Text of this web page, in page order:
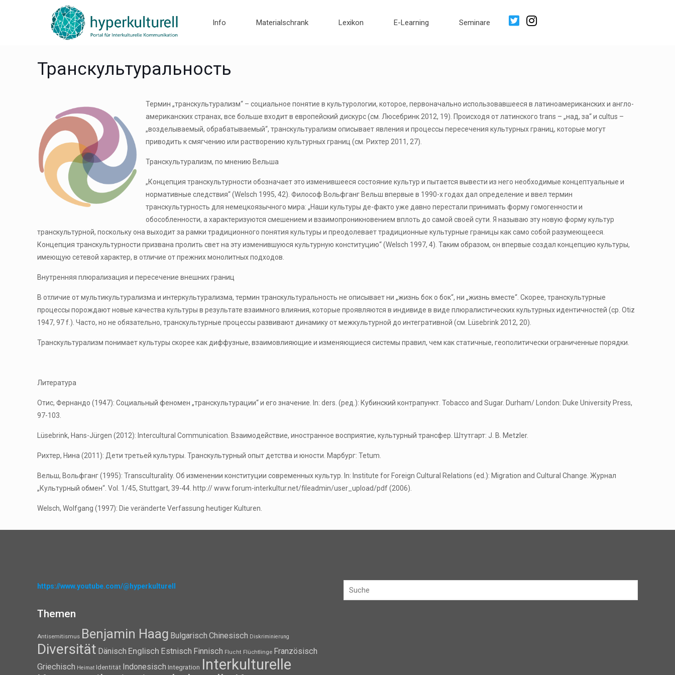
Info Materialschrank Lexikon E-Learning Seminare
Транскультуральность
Термин „транскультурализм“ – социальное понятие в культурологии, которое, первоначально использовавшееся в латиноамериканских и англо-
американских странах, все больше входит в европейский дискурс (см. Люсебринк 2012, 19). Происходя от латинского trans – „над, за“ и cultus –
„возделываемый, обрабатываемый“, транскультурализм описывает явления и процессы пересечения культурных границ, которые могут
приводить к смягчению или растворению культурных границ (см. Рихтер 2011, 27).
Транскультурализм, по мнению Вельша
„Концепция транскультурности обозначает это изменившееся состояние культур и пытается вывести из него необходимые концептуальные и
нормативные следствия“ (Welsch 1995, 42). Философ Вольфганг Вельш впервые в 1990-х годах дал определение и ввел термин
транскультурность для немецкоязычного мира: „Наши культуры де-факто уже давно перестали принимать форму гомогенности и
обособленности, а характеризуются смешением и взаимопроникновением вплоть до самой своей сути. Я называю эту новую форму культур
транскультурной, поскольку она выходит за рамки традиционного понятия культуры и преодолевает традиционные культурные границы как само собой разумеющееся.
Концепция транскультурности призвана пролить свет на эту изменившуюся культурную конституцию“ (Welsch 1997, 4). Таким образом, он впервые создал концепцию культуры,
имеющую сетевой характер, в отличие от прежних монолитных подходов.
Внутренняя плюрализация и пересечение внешних границ
В отличие от мультикультурализма и интеркультурализма, термин транскультуральность не описывает ни „жизнь бок о бок“, ни „жизнь вместе“. Скорее, транскультурные
процессы порождают новые качества культуры в результате взаимного влияния, которые проявляются в индивиде в виде плюралистических культурных идентичностей (ср. Otiz
1947, 97 f.). Часто, но не обязательно, транскультурные процессы развивают динамику от межкультурной до интегративной (см. Lüsebrink 2012, 20).
Транскультурализм понимает культуры скорее как диффузные, взаимовлияющие и изменяющиеся системы правил, чем как статичные, геополитически ограниченные порядки.
Литература
Отис, Фернандо (1947): Социальный феномен „транскультурации“ и его значение. In: ders. (ред.): Кубинский контрапункт. Tobacco and Sugar. Durham/ London: Duke University Press,
97-103.
Lüsebrink, Hans-Jürgen (2012): Intercultural Communication. Взаимодействие, иностранное восприятие, культурный трансфер. Штутгарт: J. B. Metzler.
Рихтер, Нина (2011): Дети третьей культуры. Транскультурный опыт детства и юности. Марбург: Tetum.
Вельш, Вольфганг (1995): Transculturality. Об изменении конституции современных культур. In: Institute for Foreign Cultural Relations (ed.): Migration and Cultural Change. Журнал
„Культурный обмен“. Vol. 1/45, Stuttgart, 39-44. http:// www.forum-interkultur.net/fileadmin/user_upload/pdf (2006).
Welsch, Wolfgang (1997): Die veränderte Verfassung heutiger Kulturen.
https://www.youtube.com/@hyperkulturell
Themen
Antisemitismus Benjamin Haag Bulgarisch Chinesisch Diskriminierung
Diversität Dänisch Englisch Estnisch Finnisch Flucht Flüchtlinge Französisch
Griechisch Heimat Identität Indonesisch Integration Interkulturelle